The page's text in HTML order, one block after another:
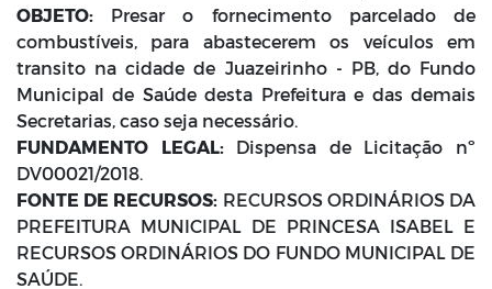
OBJETO: Presar o fornecimento parcelado de
combustíveis, para abastecerem os veículos em
transito na cidade de Juazeirinho - PB, do Fundo
Municipal de Saúde desta Prefeitura e das demais
Secretarias, caso seja necessário.
FUNDAMENTO LEGAL:Dispensa de Licitação nº
DV00021/2018.
FONTE DE RECURSOS: RECURSOS ORDINÁRIOS DA
PREFEITURA MUNICIPAL DE PRINCESA ISABEL E
RECURSOS ORDINÁRIOS DO FUNDO MUNICIPAL DE
SAÚDE.